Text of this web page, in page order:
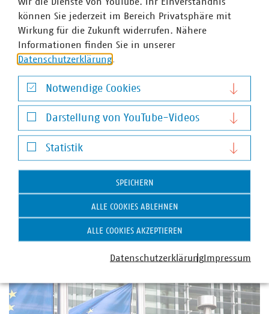
Andreas Seifert
Stellv. Abteilungsleiter Recht, Finanzen und Steuern
und Bereichsleiter Recht
+49 30 58580-132
seifert(at)vku(dot)de
Schlagworte
Fernabsatzverträge
können Sie jederzeit im Bereich Privatsphäre mit
Wirkung für die Zukunft widerrufen. Nähere
Informationen finden Sie in unserer
Datenschutzerklärung
Notwendige Cookies
Notwendige Cookies
Darstellung von YouTube-Videos
Darstellung von YouTube-Videos
Statistik
Statistik
SPEICHERN
ALLE COOKIES ABLEHNEN
ALLE COOKIES AKZEPTIEREN
DatenschutzerklärungImpressum